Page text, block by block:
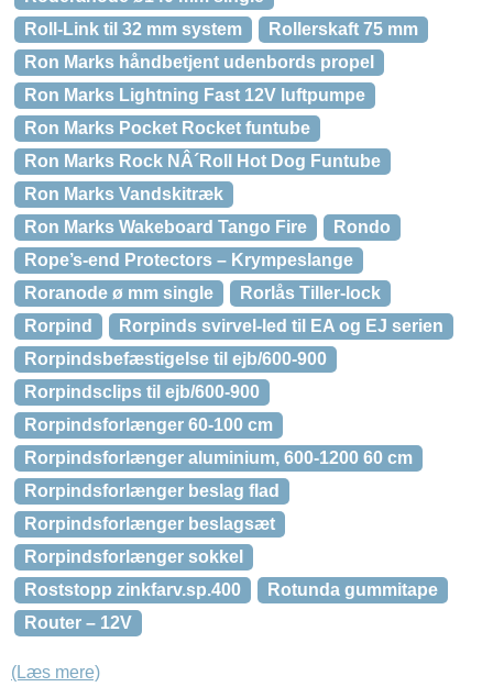
Roll-Link til 32 mm system
Rollerskaft 75 mm
Ron Marks håndbetjent udenbords propel
Ron Marks Lightning Fast 12V luftpumpe
Ron Marks Pocket Rocket funtube
Ron Marks Rock NÂ´Roll Hot Dog Funtube
Ron Marks Vandskitræk
Ron Marks Wakeboard Tango Fire
Rondo
Rope’s-end Protectors – Krympeslange
Roranode ø mm single
Rorlås Tiller-lock
Rorpind
Rorpinds svirvel-led til EA og EJ serien
Rorpindsbefæstigelse til ejb/600-900
Rorpindsclips til ejb/600-900
Rorpindsforlænger 60-100 cm
Rorpindsforlænger aluminium, 600-1200 60 cm
Rorpindsforlænger beslag flad
Rorpindsforlænger beslagsæt
Rorpindsforlænger sokkel
Roststopp zinkfarv.sp.400
Rotunda gummitape
Router – 12V
(Læs mere)